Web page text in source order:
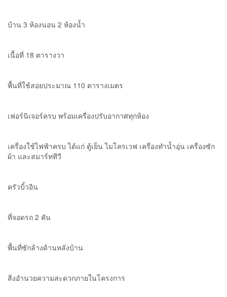
บ้าน 3 ห้องนอน 2 ห้องน้ำ
เนื้อที่ 18 ตารางวา
พื้นที่ใช้สอยประมาณ 110 ตารางเมตร
เฟอร์นิเจอร์ครบ พร้อมเครื่องปรับอากาศทุกห้อง
เครื่องใช้ไฟฟ้าครบ ได้แก่ ตู้เย็น ไมโครเวฟ เครื่องทำน้ำอุ่น เครื่องซัก
ผ้า และสมาร์ททีวี
ครัวบิ้วอิน
ที่จอดรถ 2 คัน
พื้นที่ซักล้างด้านหลังบ้าน
สิ่งอำนวยความสะดวกภายในโครงการ